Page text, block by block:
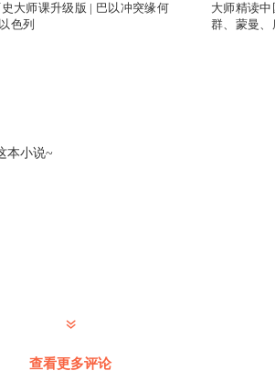
大师课升级版 | 巴以冲突缘何
色列
大师精读
群、蒙曼
本小说~
查看更多评论